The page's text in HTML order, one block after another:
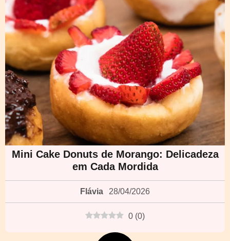
Mini Cake Donuts de Morango: Delicadeza
em Cada Mordida
Flávia 28/04/2026
0 (0)